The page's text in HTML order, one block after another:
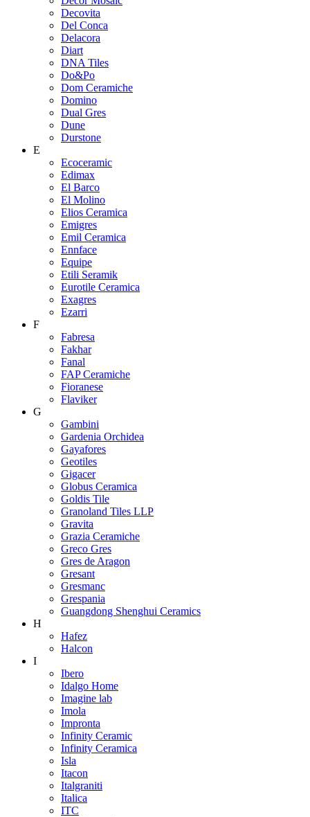
Decovita
Del Conca
Delacora
Diart
DNA Tiles
Do&Po
Dom Ceramiche
Domino
Dual Gres
Dune
Durstone
E
Ecoceramic
Edimax
El Barco
El Molino
Elios Ceramica
Emigres
Emil Ceramica
Ennface
Equipe
Etili Seramik
Eurotile Ceramica
Exagres
Ezarri
F
Fabresa
Fakhar
Fanal
FAP Ceramiche
Fioranese
Flaviker
G
Gambini
Gardenia Orchidea
Gayafores
Geotiles
Gigacer
Globus Ceramica
Goldis Tile
Granoland Tiles LLP
Gravita
Grazia Ceramiche
Greco Gres
Gres de Aragon
Gresant
Gresmanc
Grespania
Guangdong Shenghui Ceramics
H
Hafez
Halcon
I
Ibero
Idalgo Home
Imagine lab
Imola
Impronta
Infinity Ceramic
Infinity Ceramica
Isla
Itacon
Italgraniti
Italica
ITC